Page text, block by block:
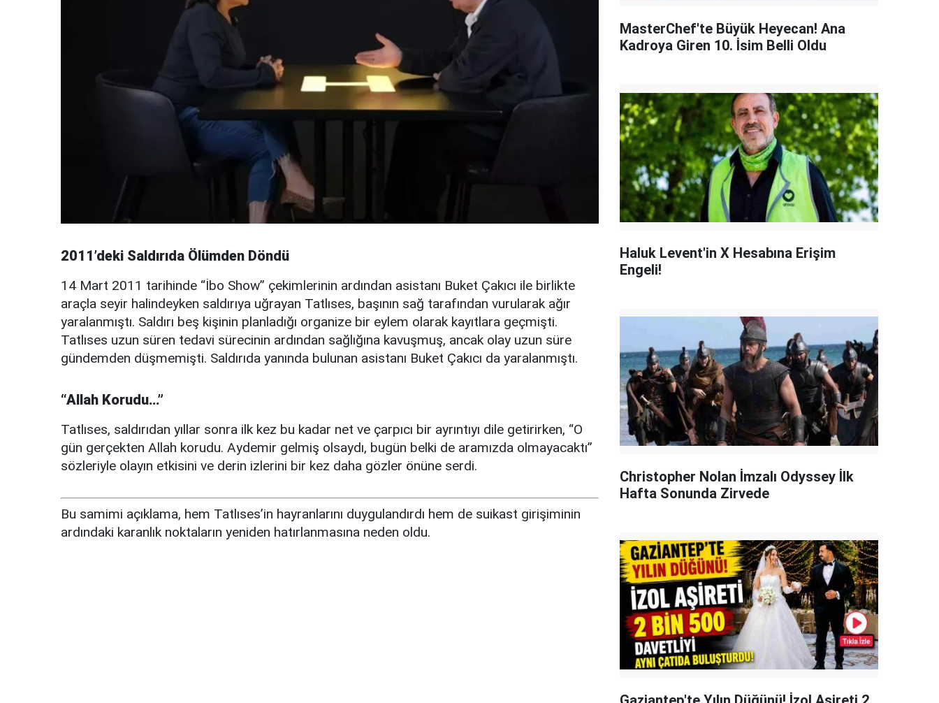
2011’deki Saldırıda Ölümden Döndü
14 Mart 2011 tarihinde “İbo Show” çekimlerinin ardından asistanı Buket Çakıcı ile birlikte
araçla seyir halindeyken saldırıya uğrayan Tatlıses, başının sağ tarafından vurularak ağır
yaralanmıştı. Saldırı beş kişinin planladığı organize bir eylem olarak kayıtlara geçmişti.
Tatlıses uzun süren tedavi sürecinin ardından sağlığına kavuşmuş, ancak olay uzun süre
gündemden düşmemişti. Saldırıda yanında bulunan asistanı Buket Çakıcı da yaralanmıştı.
“Allah Korudu…”
Tatlıses, saldırıdan yıllar sonra ilk kez bu kadar net ve çarpıcı bir ayrıntıyı dile getirirken, “O
gün gerçekten Allah korudu. Aydemir gelmiş olsaydı, bugün belki de aramızda olmayacaktı”
sözleriyle olayın etkisini ve derin izlerini bir kez daha gözler önüne serdi.
Bu samimi açıklama, hem Tatlıses’in hayranlarını duygulandırdı hem de suikast girişiminin
ardındaki karanlık noktaların yeniden hatırlanmasına neden oldu.
MasterChef'te Büyük Heyecan! Ana
Kadroya Giren 10. İsim Belli Oldu
Haluk Levent'in X Hesabına Erişim
Engeli!
Christopher Nolan İmzalı Odyssey İlk
Hafta Sonunda Zirvede